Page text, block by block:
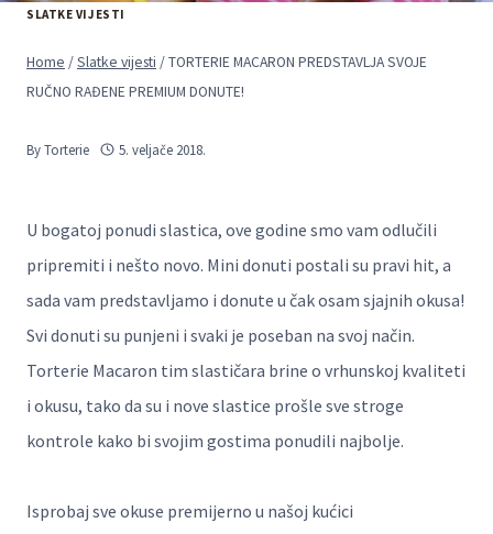
ByTorterie 5. veljače 2018.
Home /Slatke vijesti /TORTERIE MACARON PREDSTAVLJA SVOJE
RUČNO RAĐENE PREMIUM DONUTE!
SLATKE VIJESTI
U bogatoj ponudi slastica, ove godine smo vam odlučili
pripremiti i nešto novo. Mini donuti postali su pravi hit, a
sada vam predstavljamo i donute u čak osam sjajnih okusa!
Svi donuti su punjeni i svaki je poseban na svoj način.
Torterie Macaron tim slastičara brine o vrhunskoj kvaliteti
i okusu, tako da su i nove slastice prošle sve stroge
kontrole kako bi svojim gostima ponudili najbolje.
Isprobaj sve okuse premijerno u našoj kućici